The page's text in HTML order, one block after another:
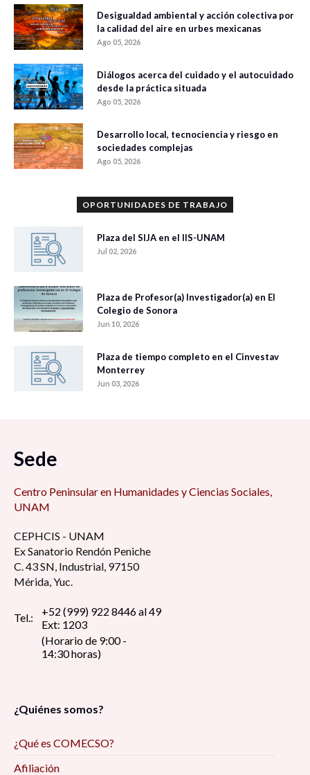
Desigualdad ambiental y acción colectiva por
la calidad del aire en urbes mexicanas
Ago 05, 2026
Diálogos acerca del cuidado y el autocuidado
desde la práctica situada
Ago 05, 2026
Desarrollo local, tecnociencia y riesgo en
sociedades complejas
Ago 05, 2026
OPORTUNIDADES DE TRABAJO
Plaza del SIJA en el IIS-UNAM
Jul 02, 2026
Plaza de Profesor(a) Investigador(a) en El
Colegio de Sonora
Jun 10, 2026
Plaza de tiempo completo en el Cinvestav
Monterrey
Jun 03, 2026
Sede
Centro Peninsular en Humanidades y Ciencias Sociales,
UNAM
CEPHCIS - UNAM
Ex Sanatorio Rendón Peniche
C. 43 SN, Industrial, 97150
Mérida, Yuc.
Tel.:
+52 (999) 922 8446 al 49
Ext: 1203
(Horario de 9:00 -
14:30 horas)
¿Quiénes somos?
¿Qué es COMECSO?
Afiliación